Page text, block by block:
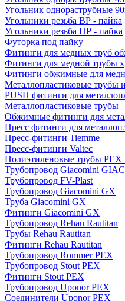
Угольник однораструбные
Угольники резьба ВР - пайка
Угольники резьба НР - пайка
Футорка под пайку
Фитинги для медных труб
Фитинги для медной трубы
Фитинги обжимные для
Металлопластиковые трубы
PUSH фитинги для
Металлопластиковые трубы
Обжимные фитинги для
Пресс фитинги для
Пресс-фитинги Tiemme
Пресс-фитинги Valtec
Полиэтиленовые трубы
Трубопровод Giacomini
Трубопровод FV-Plast
Трубопровод Giacomini GX
Труба Giacomini GX
Фитинги Giacomini GX
Трубопровод Rehau Rautitan
Трубы Rehau Rautitan
Фитинги Rehau Rautitan
Трубопровод Rommer PEX
Трубопровод Stout PEX
Фитинги Stout PEX
Трубопровод Uponor PEX
Соединители Uponor PEX